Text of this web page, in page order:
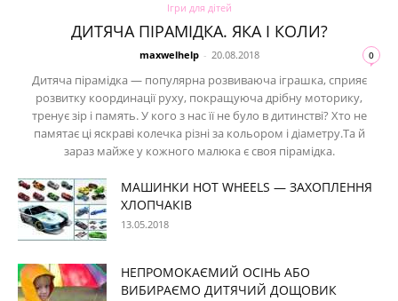
Ігри для дітей
ДИТЯЧА ПІРАМІДКА. ЯКА І КОЛИ?
maxwelhelp - 20.08.2018 0
Дитяча пірамідка — популярна розвиваюча іграшка, сприяє
розвитку координації руху, покращуюча дрібну моторику,
тренує зір і память. У кого з нас її не було в дитинстві? Хто не
памятає ці яскраві колечка різні за кольором і діаметру.Та й
зараз майже у кожного малюка є своя пірамідка.
МАШИНКИ HOT WHEELS — ЗАХОПЛЕННЯ
ХЛОПЧАКІВ
13.05.2018
НЕПРОМОКАЄМИЙ ОСІНЬ АБО
ВИБИРАЄМО ДИТЯЧИЙ ДОЩОВИК